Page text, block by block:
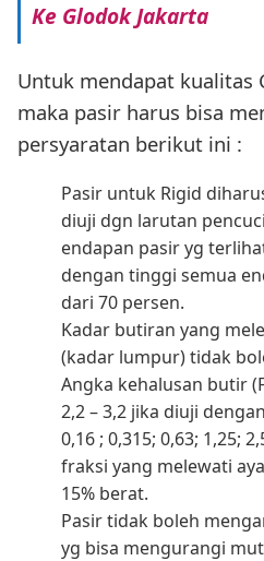
Ke Glodok Jakarta
Untuk mendapat kualitas
maka pasir harus bisa
persyaratan berikut ini :
Pasir untuk Rigid
diuji dgn larutan
endapan pasir yg
dengan tinggi semua
dari 70 persen.
Kadar butiran yang
(kadar lumpur) tidak
Angka kehalusan butir
2,2 – 3,2 jika diuji
0,16 ; 0,315; 0,63; 1,25;
fraksi yang melewati
15% berat.
Pasir tidak boleh
yg bisa mengurangi